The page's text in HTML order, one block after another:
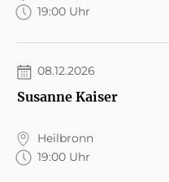
19:00 Uhr
08.12.2026
Susanne Kaiser
Heilbronn
19:00 Uhr